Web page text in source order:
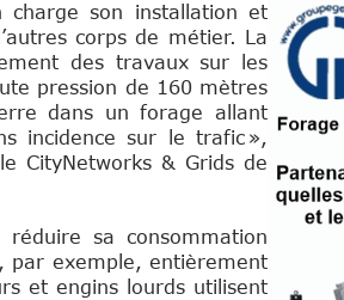
charge son installation et
corps de métier. La
des travaux sur les
pression de 160 mètres
dans un forage allant
incidence sur le trafic »,
CityNetworks & Grids de
sa consommation
par exemple, entièrement
et engins lourds utilisent